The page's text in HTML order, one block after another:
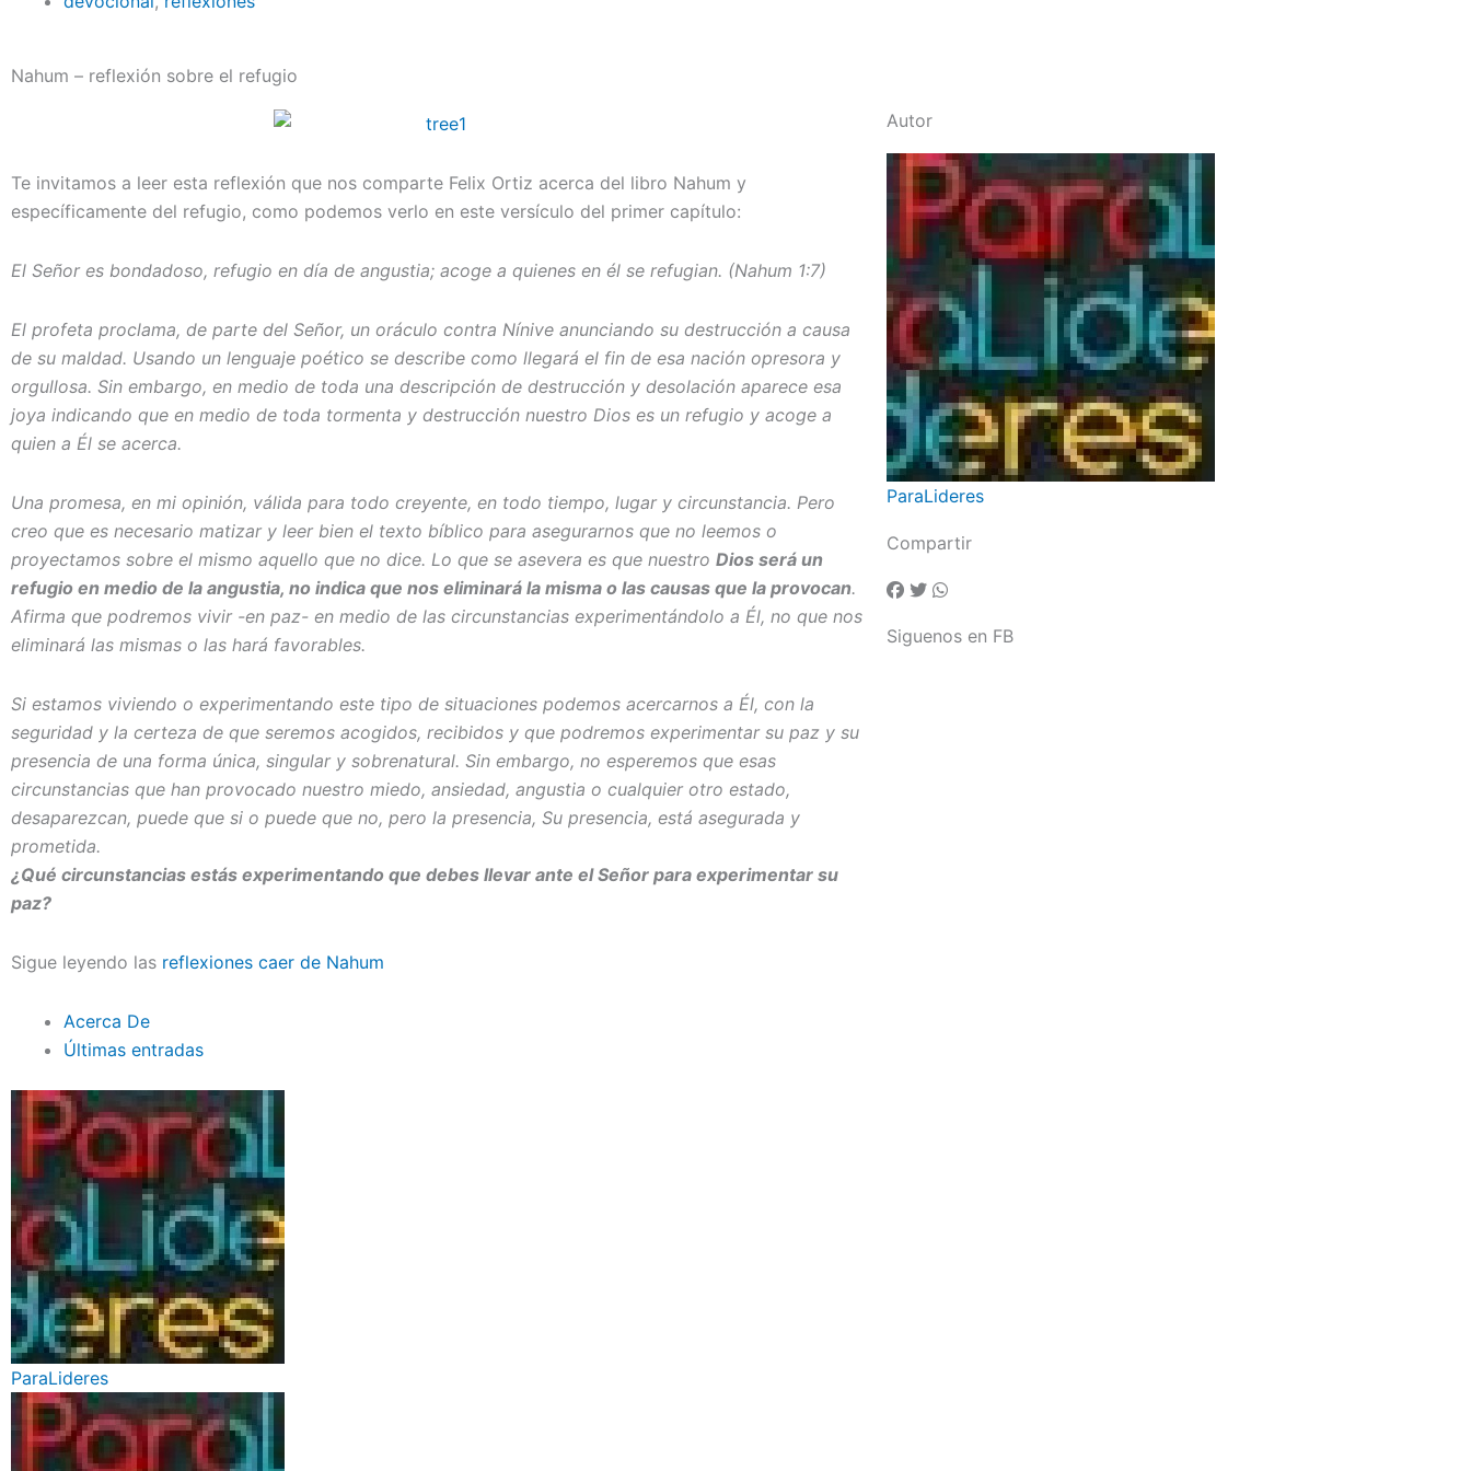
Nahum – reflexión sobre el refugio
Te invitamos a leer esta reflexión que nos comparte Felix Ortiz acerca del libro Nahum y
específicamente del refugio, como podemos verlo en este versículo del primer capítulo:
El Señor es bondadoso, refugio en día de angustia; acoge a quienes en él se refugian. (Nahum 1:7)
El profeta proclama, de parte del Señor, un oráculo contra Nínive anunciando su destrucción a causa
de su maldad. Usando un lenguaje poético se describe como llegará el fin de esa nación opresora y
orgullosa. Sin embargo, en medio de toda una descripción de destrucción y desolación aparece esa
joya indicando que en medio de toda tormenta y destrucción nuestro Dios es un refugio y acoge a
quien a Él se acerca.
Una promesa, en mi opinión, válida para todo creyente, en todo tiempo, lugar y circunstancia. Pero
creo que es necesario matizar y leer bien el texto bíblico para asegurarnos que no leemos o
proyectamos sobre el mismo aquello que no dice. Lo que se asevera es que nuestro Dios será un
refugio en medio de la angustia, no indica que nos eliminará la misma o las causas que la provocan.
Afirma que podremos vivir -en paz- en medio de las circunstancias experimentándolo a Él, no que nos
eliminará las mismas o las hará favorables.
Si estamos viviendo o experimentando este tipo de situaciones podemos acercarnos a Él, con la
seguridad y la certeza de que seremos acogidos, recibidos y que podremos experimentar su paz y su
presencia de una forma única, singular y sobrenatural. Sin embargo, no esperemos que esas
circunstancias que han provocado nuestro miedo, ansiedad, angustia o cualquier otro estado,
desaparezcan, puede que si o puede que no, pero la presencia, Su presencia, está asegurada y
prometida.
¿Qué circunstancias estás experimentando que debes llevar ante el Señor para experimentar su
paz?
Sigue leyendo las reflexiones caer de Nahum
Acerca De
Últimas entradas
ParaLideres
Autor
ParaLideres
Compartir
Siguenos en FB